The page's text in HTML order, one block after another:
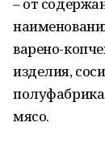
варено-
изделия,
мясо.